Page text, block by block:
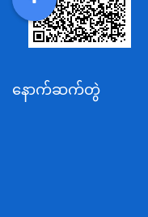
ပို့ဆောင်ရေးနှင့်ဆက်
သယံဇာတနှင့်ပတ်ဝန်းက
အလုပ်သမား၊လူဝင်မှု
နောက်ဆက်တွဲ
MOS
DSW
DDM